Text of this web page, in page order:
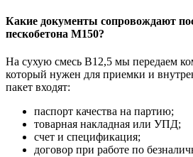
Какие документы сопровождают
пескобетона М150?
На сухую смесь В12,5 мы передаем
который нужен для приемки и
пакет входят:
паспорт качества на партию;
товарная накладная или УПД;
счет и спецификация;
договор при работе по